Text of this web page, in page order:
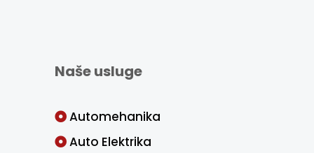
Naše usluge
Automehanika
Auto Elektrika